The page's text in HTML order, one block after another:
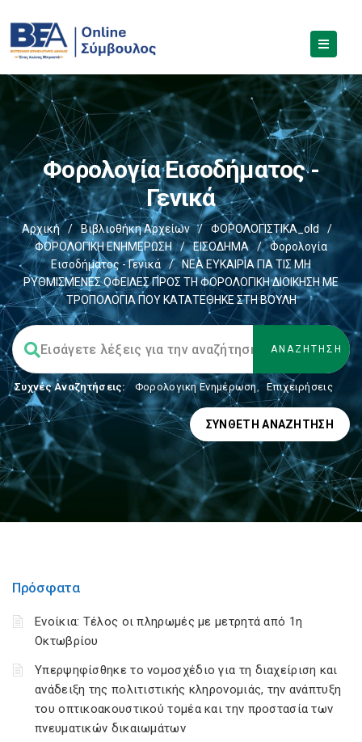
Φορολογία Εισοδήματος -
Γενικά
Αρχική / Βιβλιοθήκη Αρχείων / ΦΟΡΟΛΟΓΙΣΤΙΚΑ_old
/
ΦΟΡΟΛΟΓΙΚΗ ΕΝΗΜΕΡΩΣΗ
/ ΕΙΣΟΔΗΜΑ /
Φορολογία
Εισοδήματος - Γενικά
/
ΝΕΑ ΕΥΚΑΙΡΙΑ ΓΙΑ ΤΙΣ ΜΗ
ΡΥΘΜΙΣΜΕΝΕΣ ΟΦΕΙΛΕΣ ΠΡΟΣ ΤΗ ΦΟΡΟΛΟΓΙΚΗ ΔΙΟΙΚΗΣΗ ΜΕ
ΤΡΟΠΟΛΟΓΙΑ ΠΟΥ ΚΑΤΑΤΕΘΗΚΕ ΣΤΗ ΒΟΥΛΗ
Συχνές Αναζητήσεις: Φορολογικη Ενημέρωση, Επιχειρήσεις
ΣΎΝΘΕΤΗ ΑΝΑΖΉΤΗΣΗ
Πρόσφατα
Ενοίκια: Τέλος οι πληρωμές με μετρητά από 1η
Οκτωβρίου
Υπερψηφίσθηκε το νομοσχέδιο για τη διαχείριση και
ανάδειξη της πολιτιστικής κληρονομιάς, την ανάπτυξη
του οπτικοακουστικού τομέα και την προστασία των
πνευματικών δικαιωμάτων